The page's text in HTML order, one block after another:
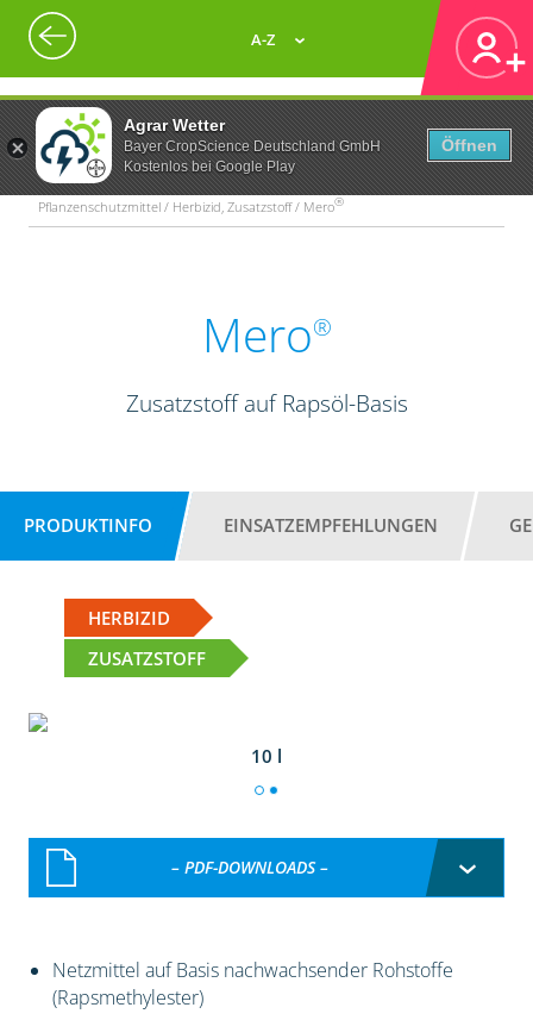
Agrar Wetter
Bayer CropScience Deutschland GmbH
Kostenlos bei Google Play
Öffnen
A-Z
Pflanzenschutzmittel / Herbizid, Zusatzstoff / Mero®
Mero®
Zusatzstoff auf Rapsöl-Basis
PRODUKTINFO EINSATZEMPFEHLUNGEN
HERBIZID
ZUSATZSTOFF
10 l
– PDF-DOWNLOADS –
Netzmittel auf Basis nachwachsender Rohstoffe
(Rapsmethylester)